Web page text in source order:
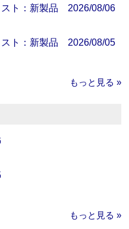
スト：新製品 2026/08/06
スト：新製品 2026/08/05
もっと見る »
もっと見る »